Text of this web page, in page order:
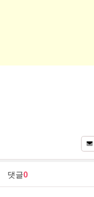
댓글0